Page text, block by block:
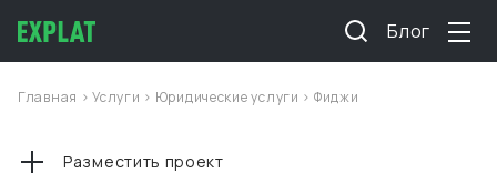
Блог
Главная >Услуги > Юридические услуги > Фиджи
Разместить проект